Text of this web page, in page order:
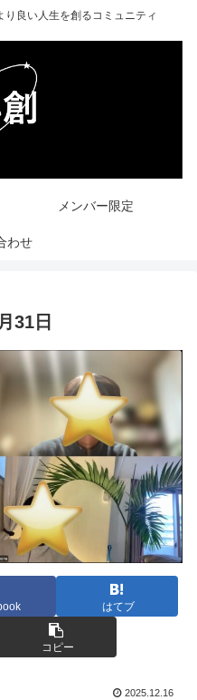
り良い人生を創るコミュニティ
メンバー限定
わせ
31日
はてブ
コピー
2025.12.16